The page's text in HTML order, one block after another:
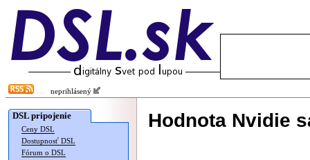
neprihlásený
DSL pripojenie
Ceny DSL
Dostupnosť DSL
Fórum o DSL
Hodnota Nvidie